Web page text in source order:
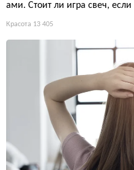
ами. Стоит ли игра свеч,
Красота 13 405